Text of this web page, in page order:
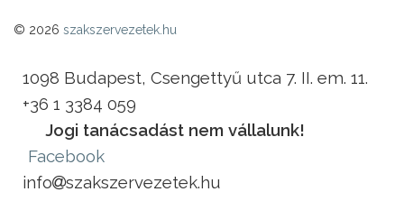
© 2026 szakszervezetek.hu
1098 Budapest, Csengettyű utca 7. II. em. 11.
+36 1 3384 059
Jogi tanácsadást nem vállalunk!
Facebook
info
szakszervezetek.hu